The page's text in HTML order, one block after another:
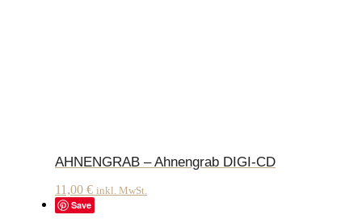
AHNENGRAB – Ahnengrab DIGI-CD
11,00 € inkl. MwSt.
Save